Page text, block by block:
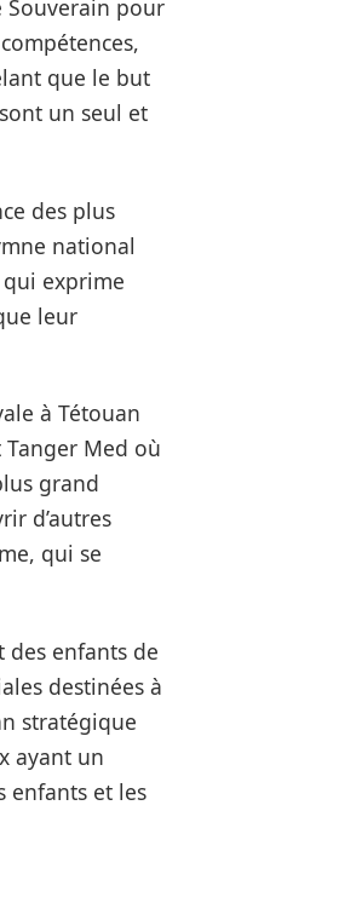
Souverain pour
que le but
un seul et
des plus
national
exprime
leur
à Tétouan
Med où
grand
d’autres
qui se
des enfants de
destinées à
stratégique
ayant un
enfants et les